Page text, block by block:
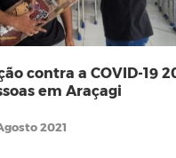
contra a COVID-19
em Araçagi
2021